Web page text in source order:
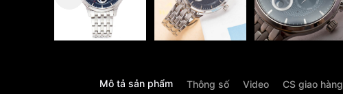
Mô tả sản phẩm Thông số Video CS giao hàng